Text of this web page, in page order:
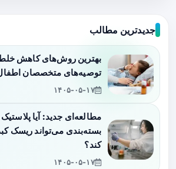
جدیدترین مطالب
بهترین روش‌های کاهش خلط
توصیه‌های متخصصان
۱۴۰۵-۰۵-۱۷
مطالعه‌ای جدید: آیا
بسته‌بندی می‌تواند ریسک
کند؟
۱۴۰۵-۰۵-۱۷